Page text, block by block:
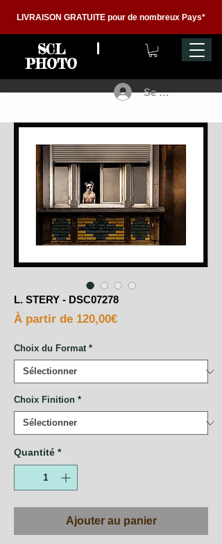
LIVRAISON GRATUITE pour de nombreux Pays*
SCL
PHOTO
Se connecter
L. STERY - DSC07278
À partir de 120,00€Prix
Choix du Format *
Choix Finition *
Quantité *
Ajouter au panier